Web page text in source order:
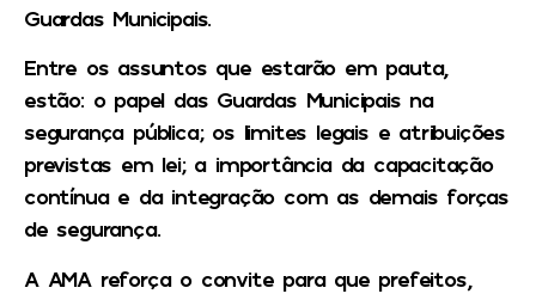
Guardas Municipais.
Entre os assuntos que estarão em pauta,
estão: o papel das Guardas Municipais na
segurança pública; os limites legais e atribuições
previstas em lei; a importância da capacitação
contínua e da integração com as demais forças
de segurança.
A AMA reforça o convite para que prefeitos,